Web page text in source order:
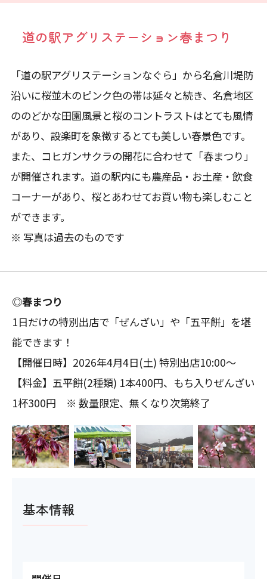
道の駅アグリステーション春まつり
「道の駅アグリステーションなぐら」から名倉川堤防
沿いに桜並木のピンク色の帯は延々と続き、名倉地区
ののどかな田園風景と桜のコントラストはとても風情
があり、設楽町を象徴するとても美しい春景色です。
また、コヒガンサクラの開花に合わせて「春まつり」
が開催されます。道の駅内にも農産品・お土産・飲食
コーナーがあり、桜とあわせてお買い物も楽しむこと
ができます。
※ 写真は過去のものです
◎春まつり
1日だけの特別出店で「ぜんざい」や「五平餅」を堪
能できます！
【開催日時】2026年4月4日(土) 特別出店10:00～
【料金】五平餅(2種類) 1本400円、もち入りぜんざい
1杯300円 ※ 数量限定、無くなり次第終了
基本情報